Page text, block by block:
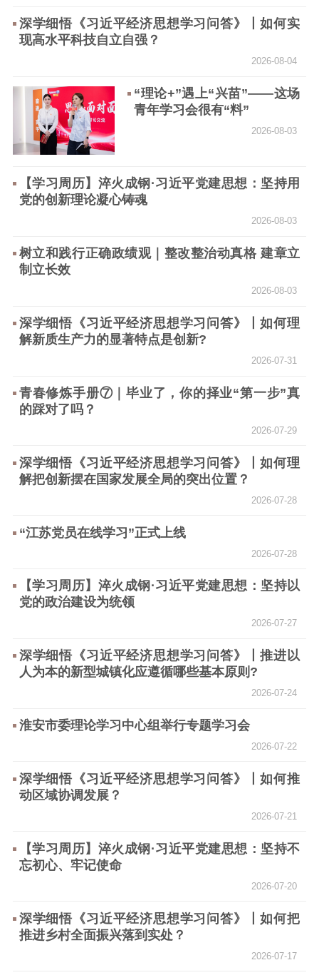
社会宣传
思想政治教育 爱国主义教育
用
精品出版
扫黄打非
电影创作 电影市场
文化人才
新时代公民素养
提升资源库
新闻出版
政务服务
作品著作权
登记服务
服务管理平台
管理平台
新闻发布工作备
电影
服务
理论宣讲
共建共享平台
政工继续教育学
深学细悟《习近平经济思想学习问答》丨如何实
现高水平科技自立自强？
2026-08-04
“理论+”遇上“兴苗”——这场
青年学习会很有“料”
2026-08-03
【学习周历】淬火成钢·习近平党建思想：坚持用
党的创新理论凝心铸魂
2026-08-03
树立和践行正确政绩观｜整改整治动真格 建章立
制立长效
2026-08-03
深学细悟《习近平经济思想学习问答》丨如何理
解新质生产力的显著特点是创新?
2026-07-31
青春修炼手册⑦｜毕业了，你的择业“第一步”真
的踩对了吗？
2026-07-29
深学细悟《习近平经济思想学习问答》丨如何理
解把创新摆在国家发展全局的突出位置？
2026-07-28
“江苏党员在线学习”正式上线
2026-07-28
【学习周历】淬火成钢·习近平党建思想：坚持以
党的政治建设为统领
2026-07-27
深学细悟《习近平经济思想学习问答》丨推进以
人为本的新型城镇化应遵循哪些基本原则?
2026-07-24
淮安市委理论学习中心组举行专题学习会
2026-07-22
深学细悟《习近平经济思想学习问答》丨如何推
动区域协调发展？
2026-07-21
【学习周历】淬火成钢·习近平党建思想：坚持不
忘初心、牢记使命
2026-07-20
深学细悟《习近平经济思想学习问答》丨如何把
推进乡村全面振兴落到实处？
2026-07-17